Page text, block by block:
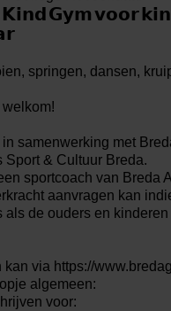
𝗞𝗶𝗻𝗱 𝗚𝘆𝗺 𝘃𝗼𝗼𝗿
springen, dansen,
welkom!
samenwerking met
Sport & Cultuur Breda.
sportcoach van Breda
aanvragen kan
als de ouders en
kan via https://
algemeen:
voor: